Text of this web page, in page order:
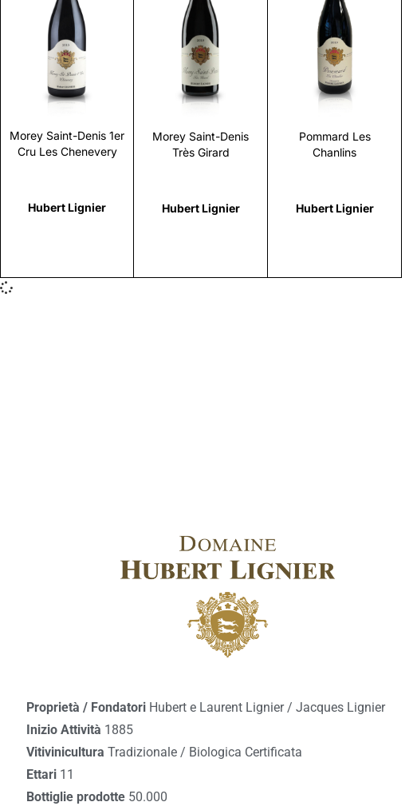
Morey Saint-Denis 1er
Cru Les Chenevery
Hubert Lignier
Scopri
Morey Saint-Denis
Très Girard
Hubert Lignier
Scopri
Pommard Les
Chanlins
Hubert Lignier
Scopri
Proprietà / Fondatori Hubert e Laurent Lignier / Jacques Lignier
Inizio Attività 1885
Vitivinicultura Tradizionale / Biologica Certificata
Ettari 11
Bottiglie prodotte 50.000